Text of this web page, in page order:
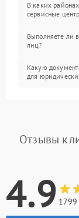
В каких
сервисные
Выполняете ли
лиц?
Какую
для
Отзывы
4.9 1799